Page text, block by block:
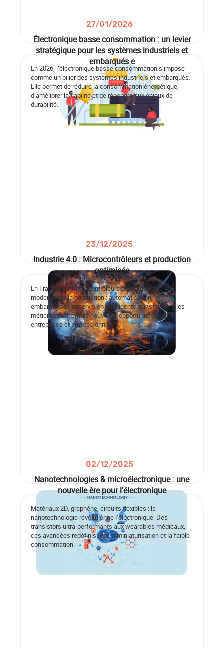
27/01/2026
Électronique basse consommation : un levier
stratégique pour les systèmes industriels et
embarqués e
En 2026, l’électronique basse consommation s’impose
comme un pilier des systèmes industriels et embarqués.
Elle permet de réduire la consommation énergétique,
d’améliorer la fiabilité et de répondre aux enjeux de
durabilité.
23/12/2025
Industrie 4.0 : Microcontrôleurs et production
optimisée
En France, les microcontrôleurs pour l’industrie 4.0
modernisent la production : automatisation, IA
embarquée et supervision intelligente transforment les
métiers et offrent de nouvelles opportunités pour
entreprises et professionnels.
02/12/2025
Nanotechnologies & microélectronique : une
nouvelle ère pour l’électronique
Matériaux 2D, graphène, circuits flexibles : la
nanotechnologie révolutionne l’électronique. Des
transistors ultra-performants aux wearables médicaux,
ces avancées redéfinissent la miniaturisation et la faible
consommation.